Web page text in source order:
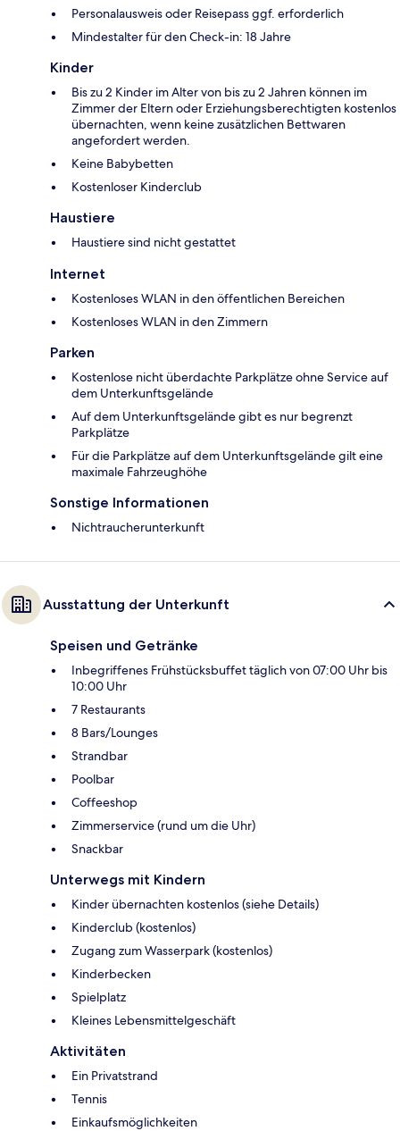
Personalausweis oder Reisepass ggf. erforderlich
Mindestalter für den Check-in: 18 Jahre
Kinder
Bis zu 2 Kinder im Alter von bis zu 2 Jahren können im
Zimmer der Eltern oder Erziehungsberechtigten kostenlos
übernachten, wenn keine zusätzlichen Bettwaren
angefordert werden.
Keine Babybetten
Kostenloser Kinderclub
Haustiere
Haustiere sind nicht gestattet
Internet
Kostenloses WLAN in den öffentlichen Bereichen
Kostenloses WLAN in den Zimmern
Parken
Kostenlose nicht überdachte Parkplätze ohne Service auf
dem Unterkunftsgelände
Auf dem Unterkunftsgelände gibt es nur begrenzt
Parkplätze
Für die Parkplätze auf dem Unterkunftsgelände gilt eine
maximale Fahrzeughöhe
Sonstige Informationen
Nichtraucherunterkunft
Ausstattung der Unterkunft
Speisen und Getränke
Inbegriffenes Frühstücksbuffet täglich von 07:00 Uhr bis
10:00 Uhr
7 Restaurants
8 Bars/Lounges
Strandbar
Poolbar
Coffeeshop
Zimmerservice (rund um die Uhr)
Snackbar
Unterwegs mit Kindern
Kinder übernachten kostenlos (siehe Details)
Kinderclub (kostenlos)
Zugang zum Wasserpark (kostenlos)
Kinderbecken
Spielplatz
Kleines Lebensmittelgeschäft
Aktivitäten
Ein Privatstrand
Tennis
Einkaufsmöglichkeiten